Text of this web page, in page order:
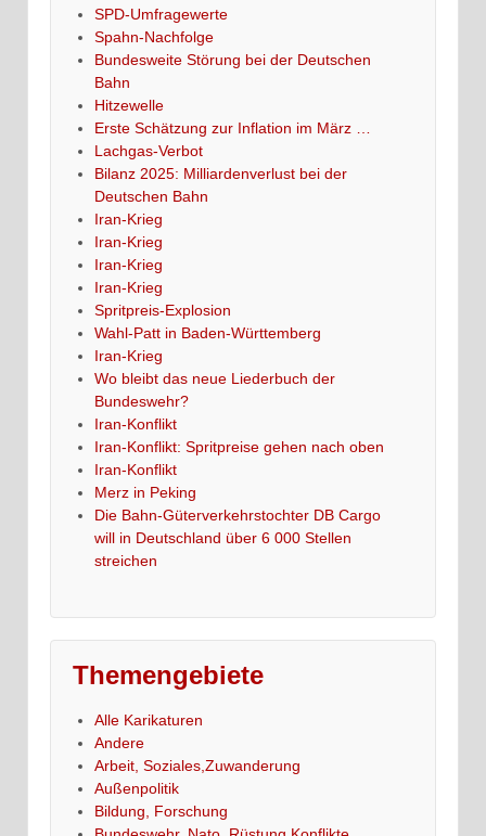
SPD-Umfragewerte
Spahn-Nachfolge
Bundesweite Störung bei der Deutschen
Bahn
Hitzewelle
Erste Schätzung zur Inflation im März …
Lachgas-Verbot
Bilanz 2025: Milliardenverlust bei der
Deutschen Bahn
Iran-Krieg
Iran-Krieg
Iran-Krieg
Iran-Krieg
Spritpreis-Explosion
Wahl-Patt in Baden-Württemberg
Iran-Krieg
Wo bleibt das neue Liederbuch der
Bundeswehr?
Iran-Konflikt
Iran-Konflikt: Spritpreise gehen nach oben
Iran-Konflikt
Merz in Peking
Die Bahn-Güterverkehrstochter DB Cargo
will in Deutschland über 6 000 Stellen
streichen
Themengebiete
Alle Karikaturen
Andere
Arbeit, Soziales,Zuwanderung
Außenpolitik
Bildung, Forschung